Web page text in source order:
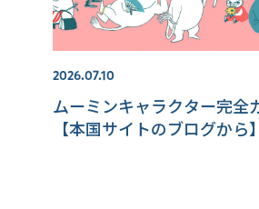
2026.07.10
ムーミンキャラクター完全
【本国サイトのブログから】